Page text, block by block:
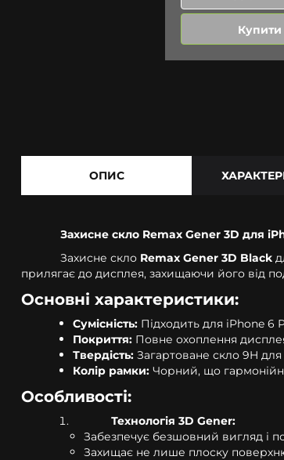
Купити
ОПИС
Захисне скло Remax Gener 3D для
Захисне скло Remax Gener 3D Black
прилягає до дисплея, захищаючи його від
Основні характеристики:
Сумісність: Підходить для iPhone 6
Покриття: Повне охоплення
Твердість: Загартоване скло 9H для
Колір рамки: Чорний, що
Особливості:
Технологія 3D Gener:
Забезпечує безшовний вигляд і
Захищає не лише плоску